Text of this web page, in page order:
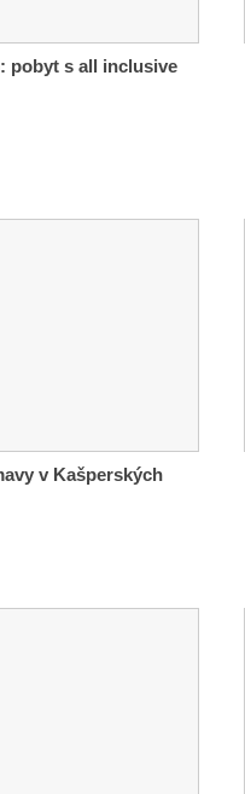
pobyt s all inclusive
v Kašperských